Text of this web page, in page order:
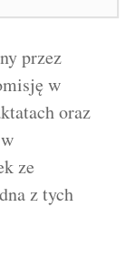
przez
w
oraz
ze
z tych